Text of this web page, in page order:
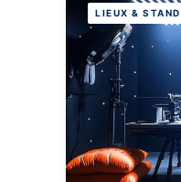
LIEUX &